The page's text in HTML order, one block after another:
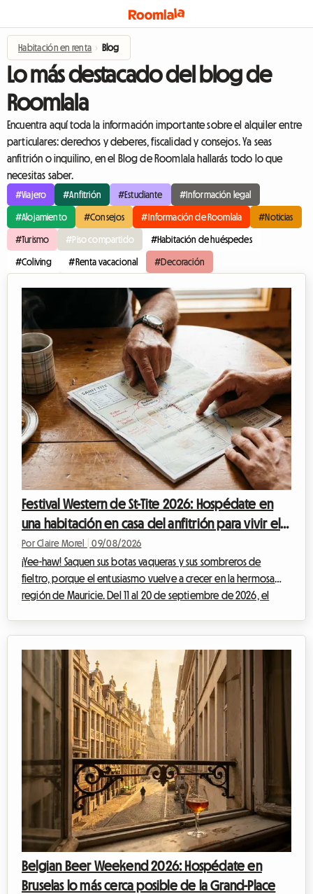
Habitación en renta › Blog
Lo más destacado del blog de
Roomlala
Encuentra aquí toda la información importante sobre el alquiler entre
particulares: derechos y deberes, fiscalidad y consejos. Ya seas
anfitrión o inquilino, en el Blog de Roomlala hallarás todo lo que
necesitas saber.
#Viajero #Anfitrión #Estudiante #Información legal
#Alojamiento #Consejos #Información de Roomlala #Noticias
#Turismo #Piso compartido #Habitación de huéspedes
#Coliving #Renta vacacional #Decoración
Festival Western de St-Tite 2026: Hospédate en
una habitación en casa del anfitrión para vivir el
evento al 100% con Roomlala
Por Claire Morel 09/08/2026
¡Yee-haw! Saquen sus botas vaqueras y sus sombreros de
fieltro, porque el entusiasmo vuelve a crecer en la hermosa
región de Mauricie. Del 11 al 20 de septiembre de 2026, el
multitudes colosales que llegan a celebrar la cultura country,
asistir a emocionantes rodeos profesionales y disfrutar de un
ambiente festivo único ...
Belgian Beer Weekend 2026: Hospédate en
Bruselas lo más cerca posible de la Grand-Place